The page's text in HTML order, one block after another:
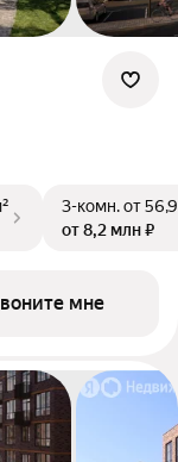
3-комн.от
от 8,2 млн ₽
мне